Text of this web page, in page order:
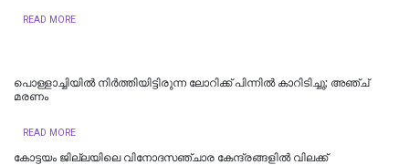
READ MORE
പൊള്ളാച്ചിയില്‍ നിർത്തിയിട്ടിരുന്ന ലോറിക്ക് പിന്നിൽ കാറിടിച്ചു; അഞ്ച്
മരണം
READ MORE
കോട്ടയം ജില്ലയിലെ വിനോദസഞ്ചാര കേന്ദ്രങ്ങളിൽ വിലക്ക്